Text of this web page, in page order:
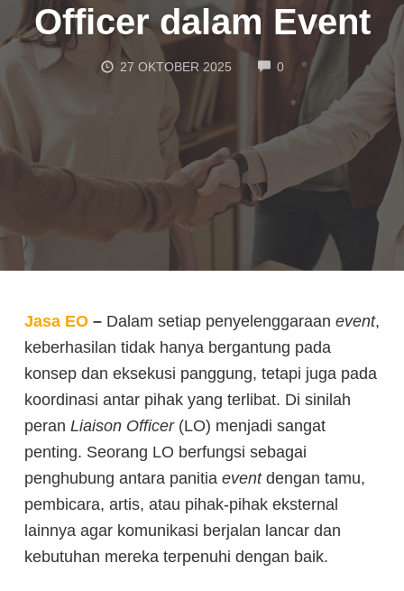
Officer dalam Event
27 OKTOBER 2025 0COMMENTS
Jasa EO – Dalam setiap penyelenggaraan event,
keberhasilan tidak hanya bergantung pada
konsep dan eksekusi panggung, tetapi juga pada
koordinasi antar pihak yang terlibat. Di sinilah
peran Liaison Officer(LO) menjadi sangat
penting. Seorang LO berfungsi sebagai
penghubung antara panitia eventdengan tamu,
pembicara, artis, atau pihak-pihak eksternal
lainnya agar komunikasi berjalan lancar dan
kebutuhan mereka terpenuhi dengan baik.